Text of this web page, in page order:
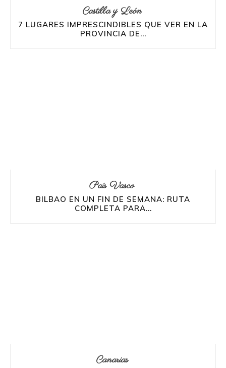
Castilla y León
7 LUGARES IMPRESCINDIBLES QUE VER EN LA
PROVINCIA DE...
País Vasco
BILBAO EN UN FIN DE SEMANA: RUTA
COMPLETA PARA...
Canarias